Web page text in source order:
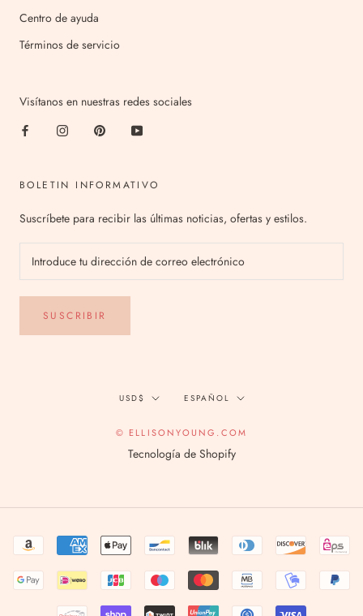
Centro de ayuda
Términos de servicio
Visítanos en nuestras redes sociales
BOLETIN INFORMATIVO
Suscríbete para recibir las últimas noticias, ofertas y estilos.
SUSCRIBIR
Divisa
USD$ Idioma
ESPAÑOL
© ELLISONYOUNG.COM
Tecnología de Shopify